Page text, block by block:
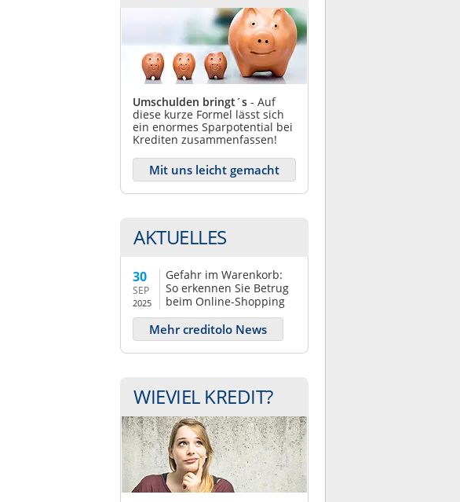
Umschulden bringt´s - Auf
diese kurze Formel lässt sich
ein enormes Sparpotential bei
Krediten zusammenfassen!
Mit uns leicht gemacht
AKTUELLES
30
SEP
2025
Gefahr im Warenkorb:
So erkennen Sie Betrug
beim Online-Shopping
Mehr creditolo News
WIEVIEL KREDIT?